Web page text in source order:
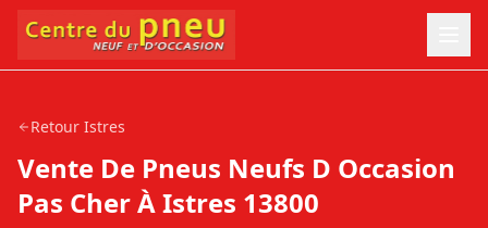
Retour Istres
Vente De Pneus Neufs D Occasion
Pas Cher À Istres 13800